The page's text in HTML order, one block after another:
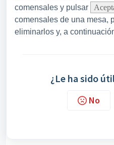
comensales y pulsar
comensales de una mesa,
eliminarlos y, a
¿Le ha sido
No